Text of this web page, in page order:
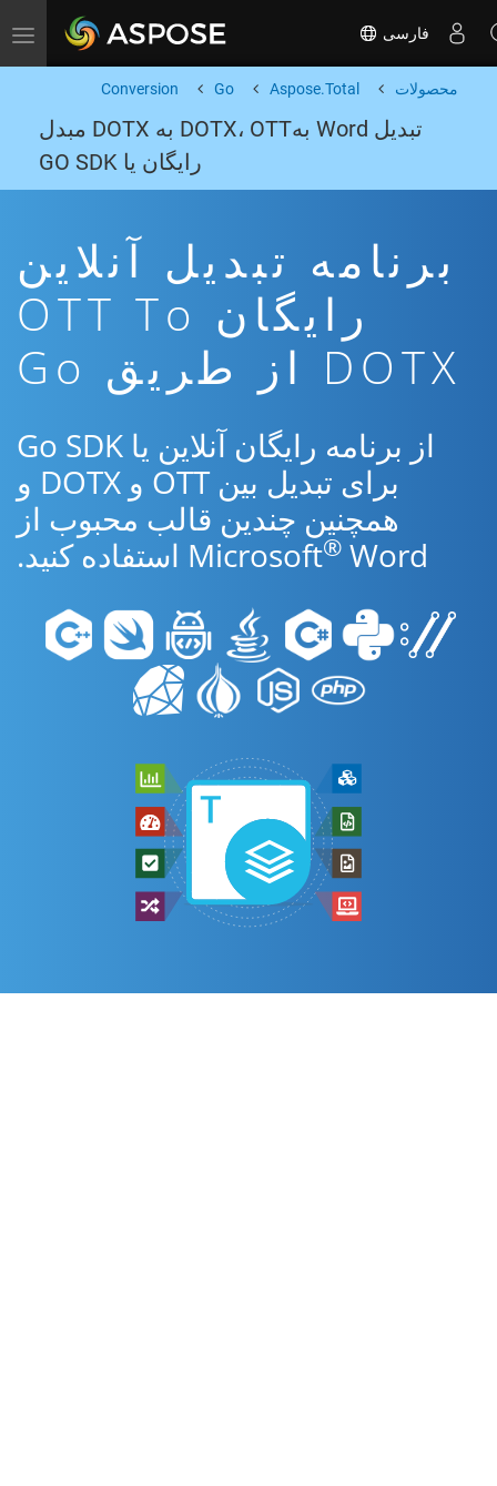
Toggle navigation فارسی
محصولات Aspose.Total
Go
Conversion
تبدیل Word بهDOTX، OTT به DOTX مبدل
رایگان یا GO SDK
برنامه تبدیل آنلاین
رایگان OTT To
DOTX از طریق Go
از برنامه رایگان آنلاین یا Go SDK
برای تبدیل بین OTT و DOTX و
همچنین چندین قالب محبوب از
Microsoft® Word استفاده کنید.